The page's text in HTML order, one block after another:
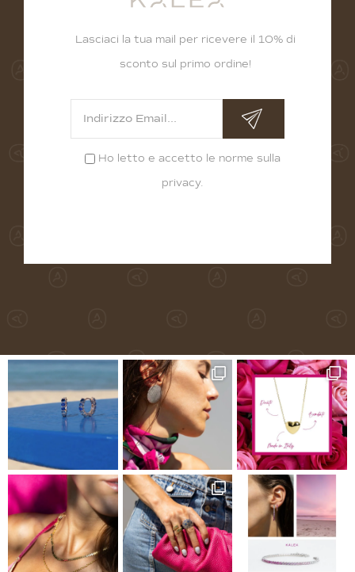
Lasciaci la tua mail per ricevere il 10% di
sconto sul primo ordine!
Ho letto e accetto le norme sulla
privacy.